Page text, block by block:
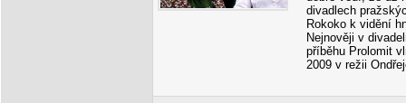
divadlech
Rokoko k vidění
Nejnověji v
příběhu Prolomit
2009 v režii